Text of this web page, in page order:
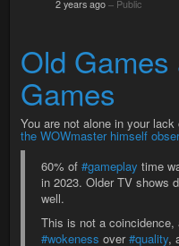
2 years ago – Public
Old
Games
You are not alone in your
the WOWmaster himself
60% of #gameplay time
in 2023. Older TV shows
well.
This is not a
#wokeness over#quality,